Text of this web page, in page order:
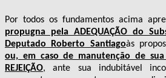
Por todos os fundamentos acima
propugna pela ADEQUAÇÃO do
Deputado Roberto Santiagoàs
ou, em caso de manutenção de
REJEIÇÃO, ante sua indubitável